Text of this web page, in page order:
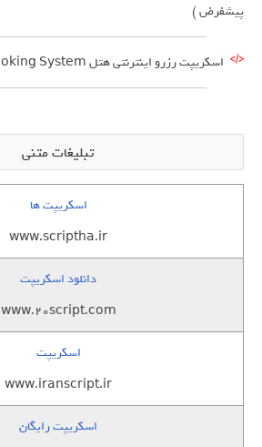
پیشفرض )
اسکریپت رزرو اینترنتی هتل Hotel Booking System
تبلیغات متنی
اسکریپت ها
www.scriptha.ir
دانلود اسکریپت
www.20script.com
اسکریپت
www.iranscript.ir
اسکریپت رایگان